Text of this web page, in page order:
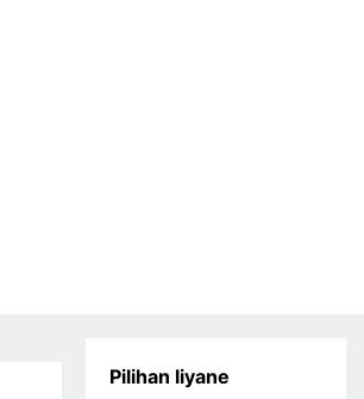
Pilihan liyane